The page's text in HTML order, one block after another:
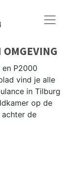
en P2000
vind je alle
in Tilburg
op de
de